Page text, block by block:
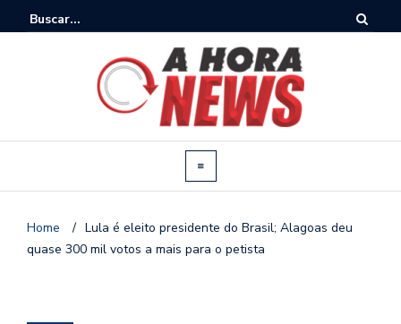
Home / Lula é eleito presidente do Brasil; Alagoas deu
quase 300 mil votos a mais para o petista